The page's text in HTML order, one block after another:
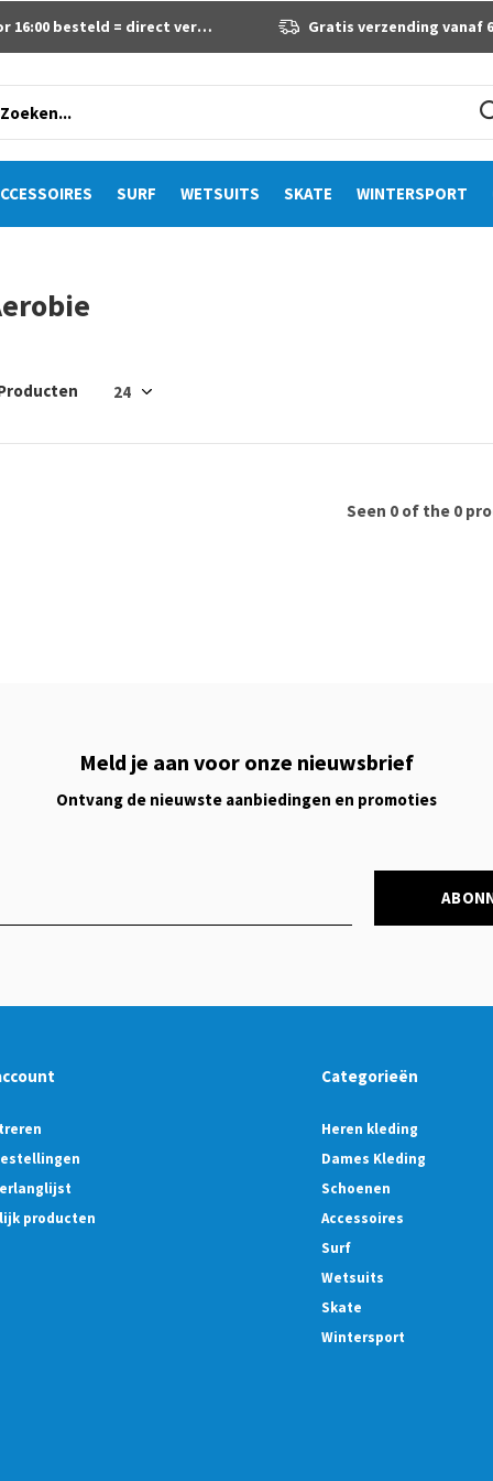
SURF WETSUITS SKATE WINTERSPORT
16:00 besteld = direct verzonden Gratis verzending vanaf 60 euro
Seen 0 of the 0
Meld je aan voor onze nieuwsbrief
Ontvang de nieuwste aanbiedingen en promoties
producten
Categorieën
Heren kleding
Dames Kleding
Schoenen
Accessoires
Surf
Wetsuits
Skate
Wintersport